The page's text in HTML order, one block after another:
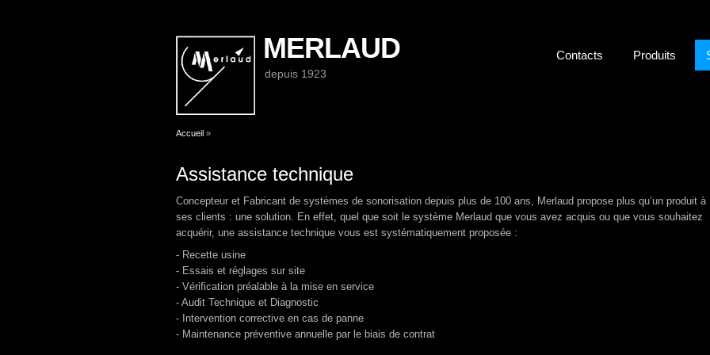
MERLAUD
depuis 1923
Contacts Produits
Vous êtes ici
Accueil »
Assistance technique
Concepteur et Fabricant de systèmes de sonorisation depuis plus de 100 ans, Merlaud propose plus qu’un produit à
ses clients : une solution. En effet, quel que soit le système Merlaud que vous avez acquis ou que vous souhaitez
acquérir, une assistance technique vous est systématiquement proposée :
- Recette usine
- Essais et réglages sur site
- Vérification préalable à la mise en service
- Audit Technique et Diagnostic
- Intervention corrective en cas de panne
- Maintenance préventive annuelle par le biais de contrat